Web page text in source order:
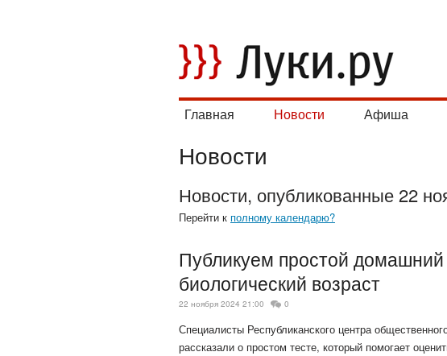
Главная Новости Афиша
Новости
Новости, опубликованные 22
Перейти к полному календарю?
Публикуем простой домашний
биологический возраст
22 ноября 2024 21:00 0
Специалисты Республиканского центра
рассказали о простом тесте, который помогает